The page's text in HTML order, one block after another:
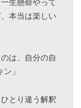
生懸命やって
本当は楽しい
は、自分の自
」
とり違う解釈